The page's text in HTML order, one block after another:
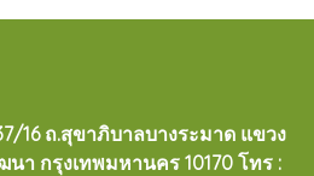
16 ถ.สุขาภิบาลบางระมาด แขวง
า กรุงเทพมหานคร 10170 โทร :